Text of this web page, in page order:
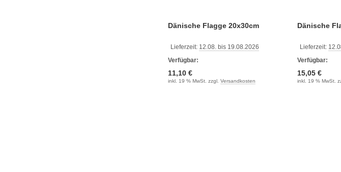
Dänische Flagge 20x30cm
Lieferzeit: 12.08. bis 19.08.2026
Verfügbar:
11,10 €
inkl. 19 % MwSt. zzgl. Versandkosten
Dänische
Lieferzeit:
Verfügbar:
15,05 €
inkl. 19 % MwSt.